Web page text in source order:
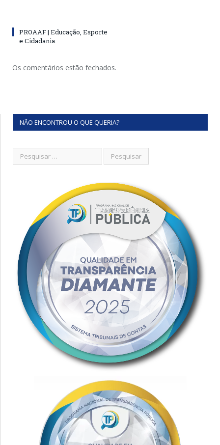
PROAAF | Educação, Esporte
e Cidadania.
Os comentários estão fechados.
NÃO ENCONTROU O QUE QUERIA?